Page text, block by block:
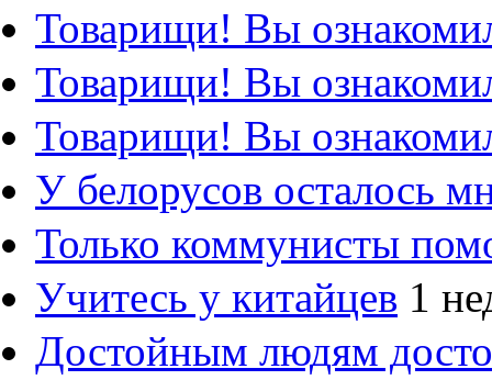
Товарищи! Вы
Товарищи! Вы
Товарищи! Вы
У белорусов осталось
Только коммунисты
Учитесь у китайцев 1
Достойным людям